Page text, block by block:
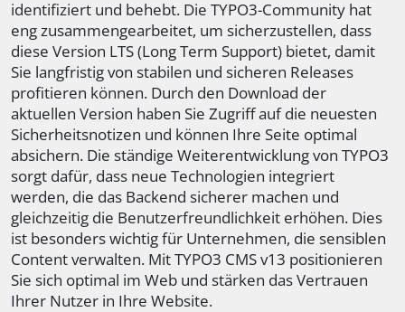
identifiziert und behebt. Die TYPO3-Community hat
eng zusammengearbeitet, um sicherzustellen, dass
diese Version LTS (Long Term Support) bietet, damit
Sie langfristig von stabilen und sicheren Releases
profitieren können. Durch den Download der
aktuellen Version haben Sie Zugriff auf die neuesten
Sicherheitsnotizen und können Ihre Seite optimal
absichern. Die ständige Weiterentwicklung von TYPO3
sorgt dafür, dass neue Technologien integriert
werden, die das Backend sicherer machen und
gleichzeitig die Benutzerfreundlichkeit erhöhen. Dies
ist besonders wichtig für Unternehmen, die sensiblen
Content verwalten. Mit TYPO3 CMS v13 positionieren
Sie sich optimal im Web und stärken das Vertrauen
Ihrer Nutzer in Ihre Website.